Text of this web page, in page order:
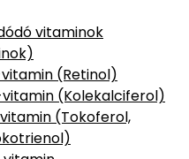
vitaminok
(Retinol)
(Kolekalciferol)
(Tokoferol,